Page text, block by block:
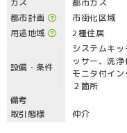
ガス
都市ガス
都市計画
市街化区域
用途地域
2種住居
設備・条件
システムキ
ッサー、洗
モニタ付イ
２箇所
備考
取引態様
仲介